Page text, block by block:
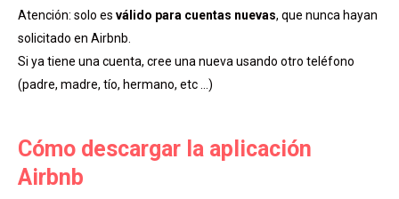
Atención: solo es válido para cuentas nuevas, que nunca hayan
solicitado en Airbnb.
Si ya tiene una cuenta, cree una nueva usando otro teléfono
(padre, madre, tío, hermano, etc …)
Cómo descargar la aplicación
Airbnb